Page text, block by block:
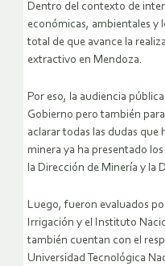
Dentro del contexto de
económicas, ambientales y
total de que avance la
extractivo en Mendoza.
Por eso, la audiencia
Gobierno pero también
aclarar todas las dudas que
minera ya ha presentado
la Dirección de Minería y la
Luego, fueron evaluados
Irrigación y el Instituto
también cuentan con el
Universidad Tecnológica